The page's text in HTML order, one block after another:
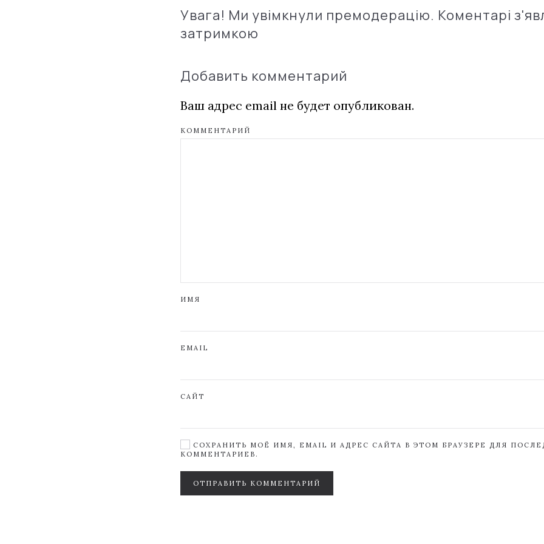
Увага! Ми увімкнули премодерацію. Коментарі
затримкою
Добавить комментарий
Ваш адрес email не будет опубликован.
КОММЕНТАРИЙ
ИМЯ
EMAIL
САЙТ
СОХРАНИТЬ МОЁ ИМЯ, EMAIL И АДРЕС САЙТА В ЭТОМ БРАУЗЕРЕ ДЛЯ
КОММЕНТАРИЕВ.
ОТПРАВИТЬ КОММЕНТАРИЙ